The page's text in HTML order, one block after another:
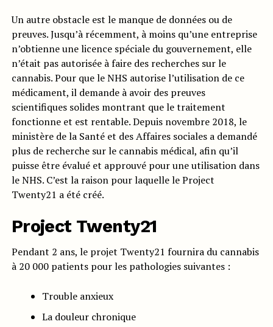
Un autre obstacle est le manque de données ou de
preuves. Jusqu’à récemment, à moins qu’une entreprise
n’obtienne une licence spéciale du gouvernement, elle
n’était pas autorisée à faire des recherches sur le
cannabis. Pour que le NHS autorise l’utilisation de ce
médicament, il demande à avoir des preuves
scientifiques solides montrant que le traitement
fonctionne et est rentable. Depuis novembre 2018, le
ministère de la Santé et des Affaires sociales a demandé
plus de recherche sur le cannabis médical, afin qu’il
puisse être évalué et approuvé pour une utilisation dans
le NHS. C’est la raison pour laquelle le Project
Twenty21 a été créé.
Project Twenty21
Pendant 2 ans, le projet Twenty21 fournira du cannabis
à 20 000 patients pour les pathologies suivantes :
Trouble anxieux
La douleur chronique